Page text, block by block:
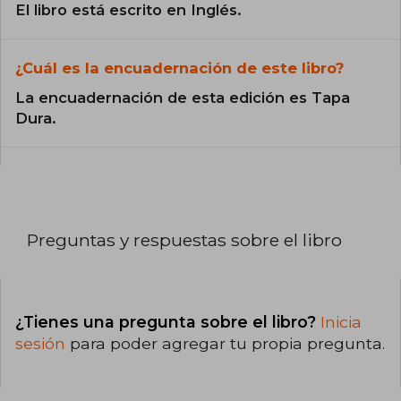
El libro está escrito en Inglés.
¿Cuál es la encuadernación de este libro?
La encuadernación de esta edición es Tapa
Dura.
Preguntas y respuestas sobre el libro
¿Tienes una pregunta sobre el libro? Inicia
sesión para poder agregar tu propia pregunta.